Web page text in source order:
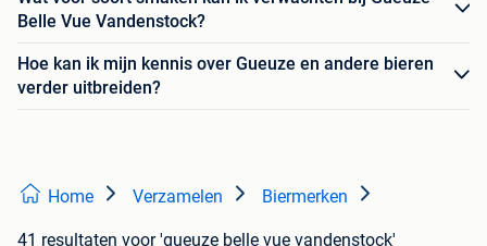
Belle Vue Vandenstock?
Hoe kan ik mijn kennis over Gueuze en andere bieren
verder uitbreiden?
Home Verzamelen Biermerken
41 resultaten voor 'gueuze belle vue vandenstock'